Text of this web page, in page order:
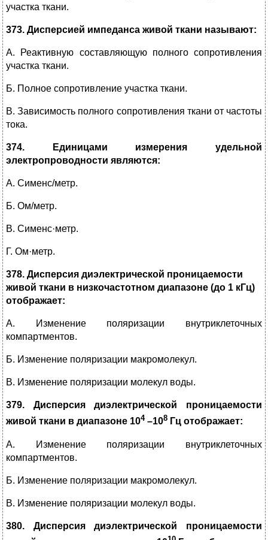
участка ткани.
373. Дисперсией импеданса живой ткани называют:
А. Реактивную составляющую полного сопротивления
участка ткани.
Б. Полное сопротивление участка ткани.
В. Зависимость полного сопротивления ткани от частоты
тока.
374. Единицами измерения удельной
электропроводности являются:
А. Сименс/метр.
Б. Ом/метр.
В. Сименс·метр.
Г. Ом·метр.
378. Дисперсия диэлектрической проницаемости
живой ткани в низкочастотном диапазоне (до 1 кГц)
отображает:
А. Изменение поляризации внутриклеточных
компартментов.
Б. Изменение поляризации макромолекул.
В. Изменение поляризации молекул воды.
379. Дисперсия диэлектрической проницаемости
живой ткани в диапазоне 104 –108 Гц отображает:
А. Изменение поляризации внутриклеточных
компартментов.
Б. Изменение поляризации макромолекул.
В. Изменение поляризации молекул воды.
380. Дисперсия диэлектрической проницаемости